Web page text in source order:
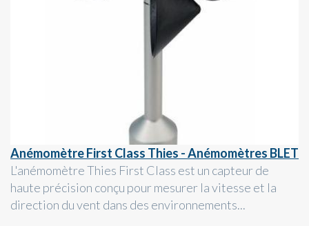
Anémomètre First Class Thies - Anémomètres BLET
L'anémomètre Thies First Class est un capteur de
haute précision conçu pour mesurer la vitesse et la
direction du vent dans des environnements...